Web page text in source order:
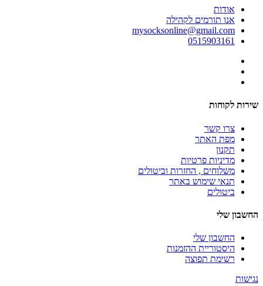
אודות
אנו תורמים לקהילה
mysocksonline@gmail.com
0515903161
שירות לקוחות
צרו קשר
מפת האתר
תקנון
מדיניות פרטיות
משלוחים , החזרות וביטולים
תנאי שימוש באתר
ביטולים
החשבון שלי
החשבון שלי
היסטוריית ההזמנות
רשימת תפוצה
נגישות